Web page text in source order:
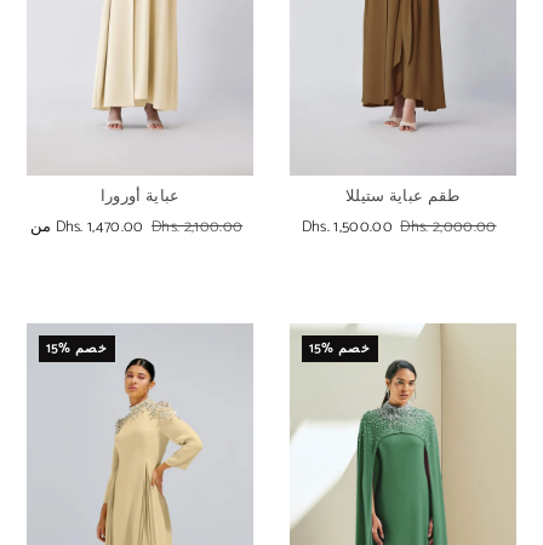
عباية أورورا
Dhs. 1,470.00 Dhs. 2,100.00
طقم عباية ستيللا
Dhs. 1,500.00 Dhs. 2,000.00
15% خصم 15% خصم